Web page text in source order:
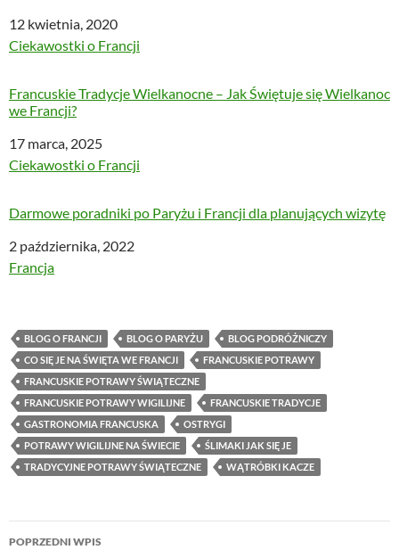
Data
12 kwietnia, 2020
W odniesieniu do
Ciekawostki o Francji
Francuskie Tradycje Wielkanocne – Jak Świętuje się Wielkanoc
we Francji?
Data
17 marca, 2025
W odniesieniu do
Ciekawostki o Francji
Darmowe poradniki po Paryżu i Francji dla planujących wizytę
Data
2 października, 2022
W odniesieniu do
Francja
BLOG O FRANCJI BLOG O PARYŻU
BLOG PODRÓŻNICZY
CO SIĘ JE NA ŚWIĘTA WE FRANCJI
FRANCUSKIE POTRAWY
FRANCUSKIE POTRAWY ŚWIĄTECZNE
FRANCUSKIE POTRAWY WIGILIJNE
FRANCUSKIE TRADYCJE
GASTRONOMIA FRANCUSKA
OSTRYGI
POTRAWY WIGILIJNE NA ŚWIECIE
ŚLIMAKI JAK SIĘ JE
TRADYCYJNE POTRAWY ŚWIĄTECZNE
WĄTRÓBKI KACZE
Nawigacja
POPRZEDNI WPIS